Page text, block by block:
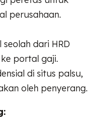
perusahaan.
dari HRD
portal gaji.
di situs palsu,
oleh penyerang.